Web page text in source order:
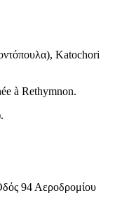
), Katochori
à Rethymnon.
94 Αεροδρομίου